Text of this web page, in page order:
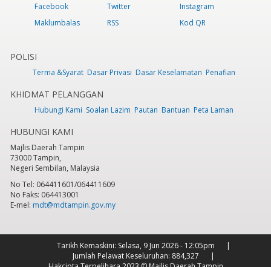
Facebook Twitter
Instagram
Maklumbalas
RSS Kod QR
POLISI
Terma &Syarat Dasar Privasi Dasar Keselamatan Penafian
KHIDMAT PELANGGAN
Hubungi Kami Soalan Lazim Pautan Bantuan Peta Laman
HUBUNGI KAMI
Majlis Daerah Tampin
73000 Tampin,
Negeri Sembilan, Malaysia
No Tel: 064411601/064411609
No Faks: 064413001
E-mel: mdt@mdtampin.gov.my
Tarikh Kemaskini: Selasa, 9 Jun 2026 - 12:05pm
Jumlah Pelawat Keseluruhan: 884,327